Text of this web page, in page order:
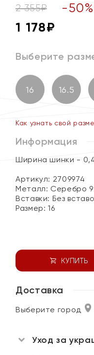
2 355₽ -50%
1 178₽
Выберите
16 16.5
Как узнать свой
Информация
Ширина шинки -
Артикул: 2709974
Металл: Серебро
Вставки: Без
Размер:16
КУПИТЬ
Доставка
Выберите город
Уход за